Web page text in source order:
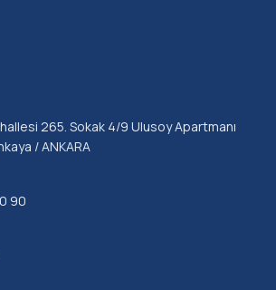
265. Sokak 4/9 Ulusoy Apartmanı
/ ANKARA
90